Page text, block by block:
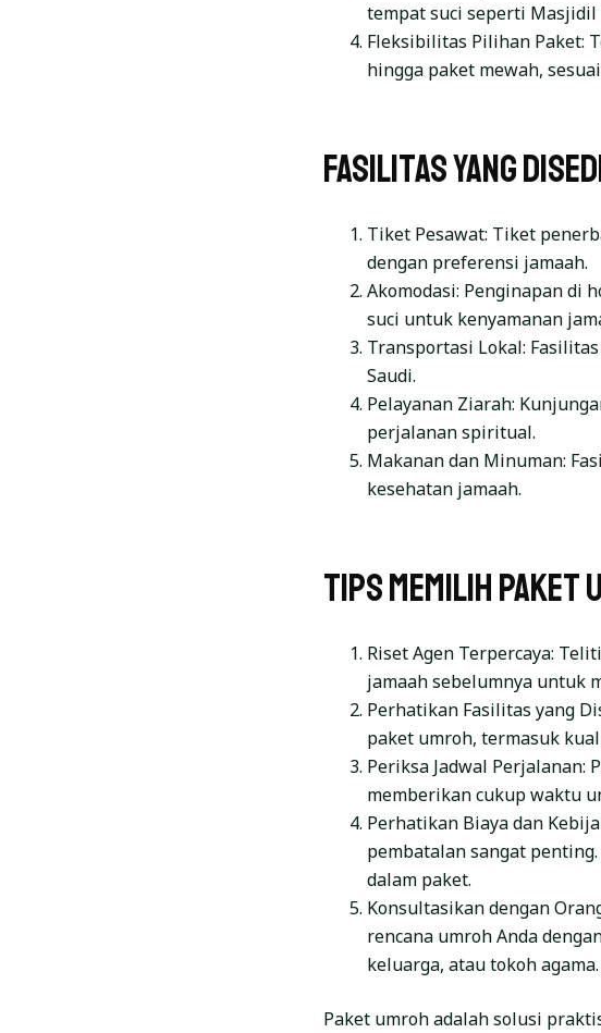
tempat suci seperti
Fleksibilitas Pilihan Paket:
hingga paket mewah,
Fasilitas yang
Tiket Pesawat: Tiket
dengan preferensi jamaah.
Akomodasi: Penginapan di
suci untuk kenyamanan
Transportasi Lokal:
Saudi.
Pelayanan Ziarah:
perjalanan spiritual.
Makanan dan Minuman:
kesehatan jamaah.
Tips Memilih Paket
Riset Agen Terpercaya:
jamaah sebelumnya untuk
Perhatikan Fasilitas yang
paket umroh, termasuk
Periksa Jadwal Perjalanan:
memberikan cukup waktu
Perhatikan Biaya dan
pembatalan sangat
dalam paket.
Konsultasikan dengan
rencana umroh Anda
keluarga, atau tokoh agama.
Paket umroh adalah solusi